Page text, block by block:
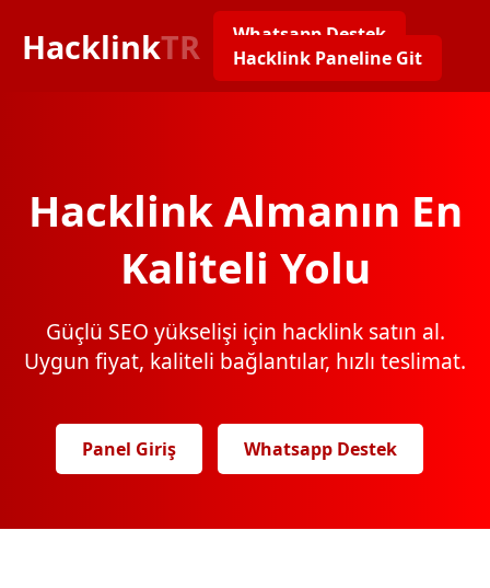
HacklinkTR
Whatsapp Destek
Hacklink Paneline Git
Hacklink Almanın En
Kaliteli Yolu
Güçlü SEO yükselişi için hacklink satın al.
Uygun fiyat, kaliteli bağlantılar, hızlı teslimat.
Panel Giriş Whatsapp Destek